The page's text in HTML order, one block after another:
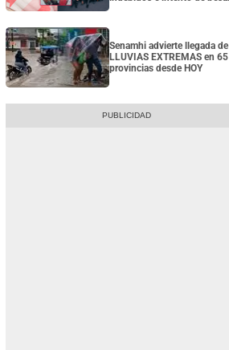
Senamhi advierte llegada de
LLUVIAS EXTREMAS en 65
provincias desde HOY